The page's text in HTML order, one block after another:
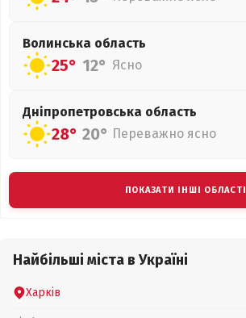
Волинська область
25° 12° Ясно
Дніпропетровська область
28° 20° Переважно ясно
ПОКАЗАТИ ІНШІ ОБЛАСТІ
Найбільші міста в Україні
Харків